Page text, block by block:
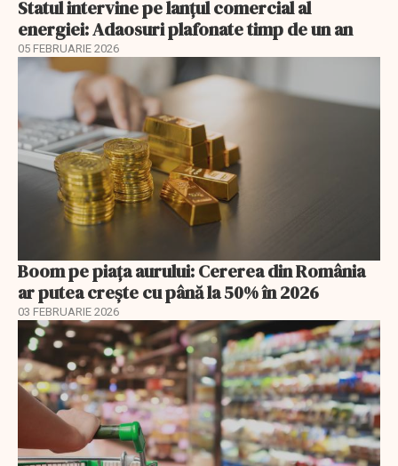
Statul intervine pe lanțul comercial al
energiei: Adaosuri plafonate timp de un an
05 FEBRUARIE 2026
Boom pe piața aurului: Cererea din România
ar putea crește cu până la 50% în 2026
03 FEBRUARIE 2026